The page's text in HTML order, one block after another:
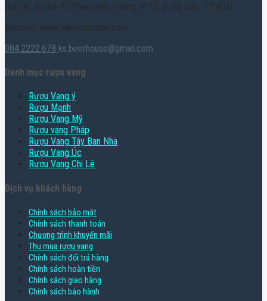
Địa chỉ: Số 69-71 Phạm Huy Thông, P. 17, Q. Gò Vấp, TPHCM
Website: www.hamruoungon.com
084.2222.678 ks.beerhouse@gmail.com
Danh mục rượu vang
Rượu Vang ý
Rượu Mạnh
Rượu Vang Mỹ
Rượu vang Pháp
Rượu Vang Tây Ban Nha
Rượu Vang Úc
Rượu Vang Chi Lê
Dịch vụ khách hàng
Chính sách bảo mật
Chính sách thanh toán
Chương trình khuyến mãi
Thu mua rượu vang
Chính sách đổi trả hàng
Chính sách hoàn tiền
Chính sách giao hàng
Chính sách bảo hành